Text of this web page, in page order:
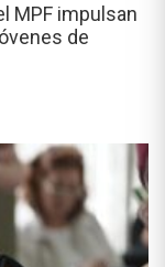
MPF impulsan
de